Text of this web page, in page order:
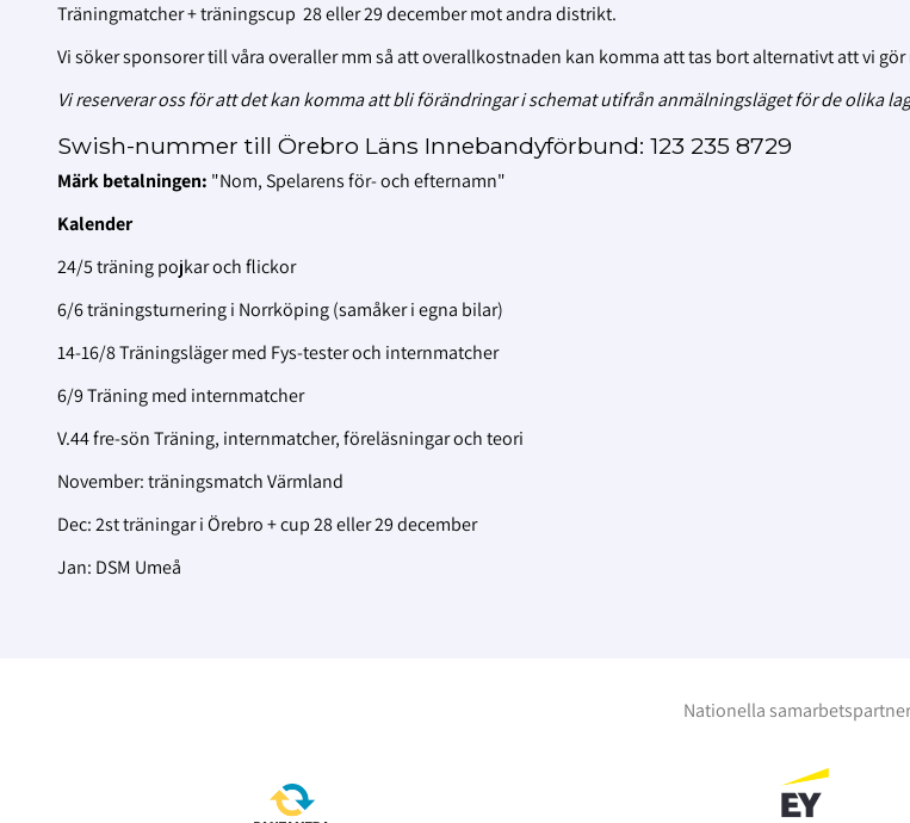
Träningmatcher + träningscup 28 eller 29 december mot andra distrikt.
Vi söker sponsorer till våra overaller mm så att overallkostnaden kan komma att tas bort alternativt att vi
Vi reserverar oss för att det kan komma att bli förändringar i schemat utifrån anmälningsläget för de olika
Swish-nummer till Örebro Läns Innebandyförbund: 123 235 8729
Märk betalningen: "Nom, Spelarens för- och efternamn"
Kalender
24/5 träning pojkar och flickor
6/6 träningsturnering i Norrköping (samåker i egna bilar)
14-16/8 Träningsläger med Fys-tester och internmatcher
6/9 Träning med internmatcher
V.44 fre-sön Träning, internmatcher, föreläsningar och teori
November: träningsmatch Värmland
Dec: 2st träningar i Örebro + cup 28 eller 29 december
Jan: DSM Umeå
Nationella